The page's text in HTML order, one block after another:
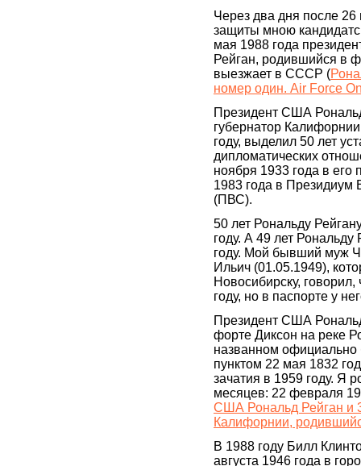
Через два дня после
защиты мною
мая 1988 года
Рейган, родившийся в
выезжает в СССР (
номер один. Air Force
Президент США
губернатор
году, выделил 50 лет
дипломатических
ноября 1933 года в его
1983 года в Президиум
(ПВС).
50 лет Рональду
году. А 49 лет
году. Мой бывший муж
Ильич (01.05.1949),
Новосибирску,
году, но в паспорте у
Президент США
форте Диксон на реке
названном
пунктом 22 мая 1832
зачатия в 1959 году. Я
месяцев: 22 февраля
США Рональд Рейган и
Калифорнии,
В 1988 году Билл
августа 1946 года в